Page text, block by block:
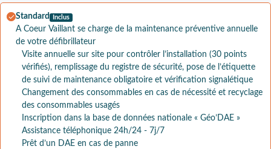
Standard Inclus
A Coeur Vaillant se charge de la maintenance préventive annuelle
de votre défibrillateur
Visite annuelle sur site pour contrôler l’installation (30 points
vérifiés), remplissage du registre de sécurité, pose de l’étiquette
de suivi de maintenance obligatoire et vérification signalétique
Changement des consommables en cas de nécessité et recyclage
des consommables usagés
Inscription dans la base de données nationale « Géo’DAE »
Assistance téléphonique 24h/24 - 7j/7
Prêt d’un DAE en cas de panne